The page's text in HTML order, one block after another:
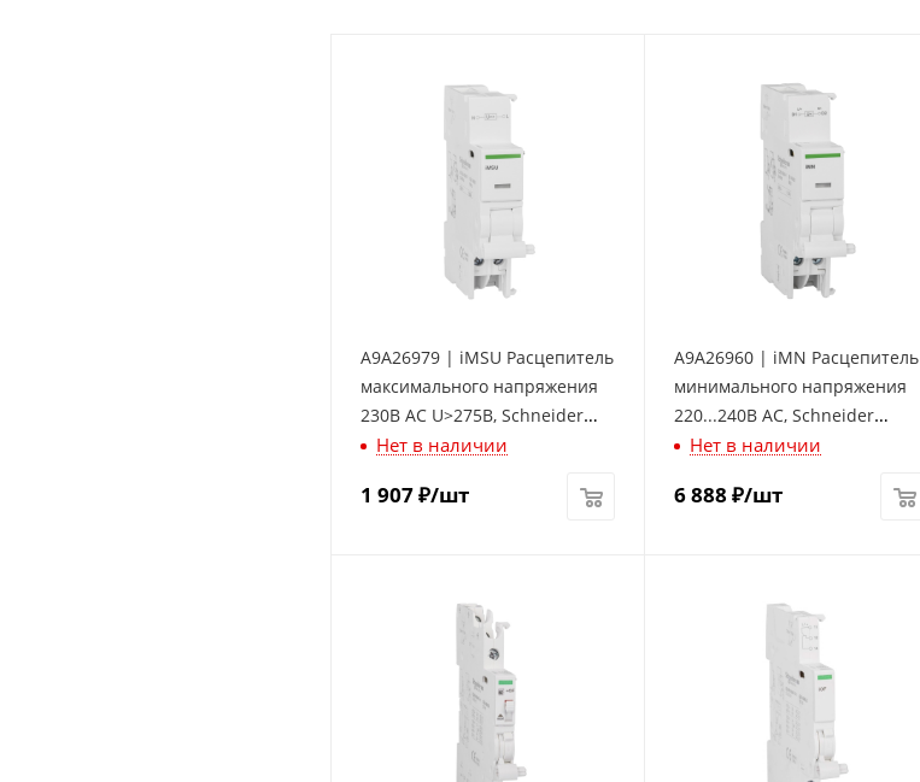
A9A26979 | iMSU Расцепитель
максимального напряжения
230В АС U>275В, Schneider
Electric
Нет в наличии
1 907₽/шт
A9A26960 | iMN Расцепитель
минимального напряжения
220...240В AC, Schneider
Electric
Нет в наличии
6 888 ₽/шт